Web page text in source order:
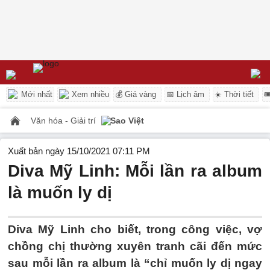
Mới nhất Xem nhiều 💰 Giá vàng 📅 Lịch âm ☀️ Thời tiết
Văn hóa - Giải trí Sao Việt
Xuất bản ngày 15/10/2021 07:11 PM
Diva Mỹ Linh: Mỗi lần ra album
là muốn ly dị
Diva Mỹ Linh cho biết, trong công việc, vợ
chồng chị thường xuyên tranh cãi đến mức
sau mỗi lần ra album là “chỉ muốn ly dị ngay